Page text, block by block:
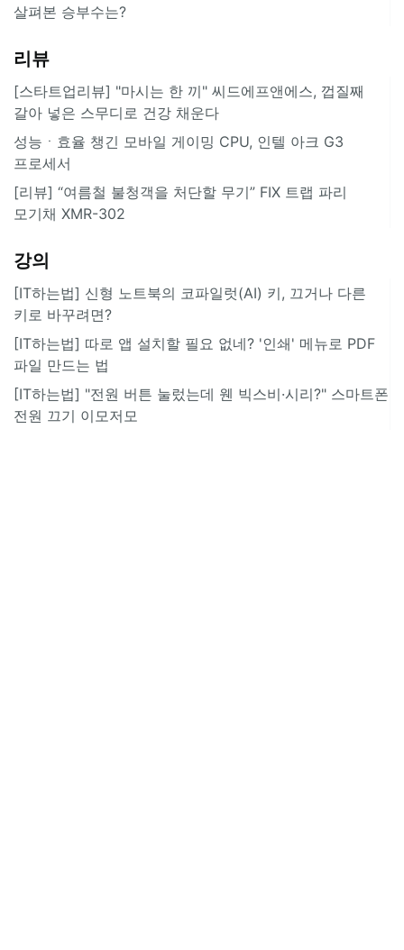
살펴본 승부수는?
리뷰
[스타트업리뷰] "마시는 한 끼" 씨드에프앤에스, 껍질째
갈아 넣은 스무디로 건강 채운다
성능ㆍ효율 챙긴 모바일 게이밍 CPU, 인텔 아크 G3
프로세서
[리뷰] “여름철 불청객을 처단할 무기” FIX 트랩 파리
모기채 XMR-302
강의
[IT하는법] 신형 노트북의 코파일럿(AI) 키, 끄거나 다른
키로 바꾸려면?
[IT하는법] 따로 앱 설치할 필요 없네? '인쇄' 메뉴로 PDF
파일 만드는 법
[IT하는법] "전원 버튼 눌렀는데 웬 빅스비·시리?" 스마트폰
전원 끄기 이모저모